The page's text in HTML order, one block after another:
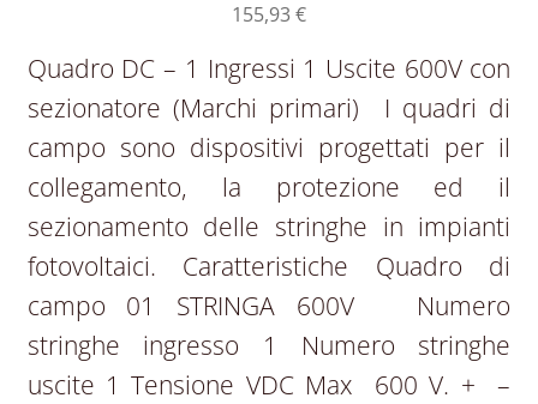
155,93€
Quadro DC – 1 Ingressi 1 Uscite 600V con
sezionatore (Marchi primari) I quadri di
campo sono dispositivi progettati per il
collegamento, la protezione ed il
sezionamento delle stringhe in impianti
fotovoltaici. Caratteristiche Quadro di
campo 01 STRINGA 600V Numero
stringhe ingresso 1 Numero stringhe
uscite 1 Tensione VDC Max 600 V. + –